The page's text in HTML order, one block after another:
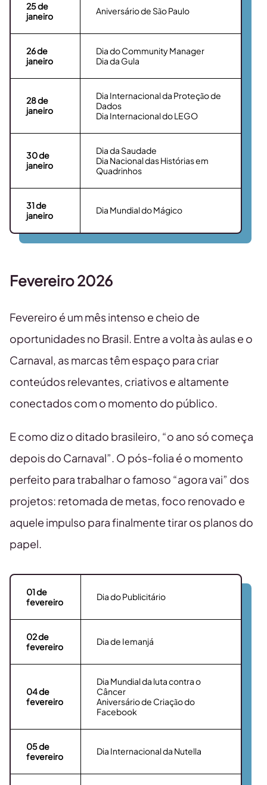
25de
janeiro
Aniversário de São Paulo
26de
janeiro
Dia do Community Manager
Dia da Gula
28de
janeiro
Dia Internacional da Proteção de
Dados
Dia Internacional do LEGO
30de
janeiro
Dia da Saudade
Dia Nacional das Histórias em
Quadrinhos
31de
janeiro
Dia Mundial do Mágico
Fevereiro2026
Fevereiro é um mês intenso e cheio de
oportunidades no Brasil. Entre a volta às aulas e o
Carnaval, as marcas têm espaço para criar
conteúdos relevantes, criativos e altamente
conectados com o momento do público.
E como diz o ditado brasileiro, “o ano só começa
depois do Carnaval”. O pós-folia é o momento
perfeito para trabalhar o famoso “agora vai” dos
projetos: retomada de metas, foco renovado e
aquele impulso para finalmente tirar os planos do
papel.
01 de
fevereiro
Dia do Publicitário
02de
fevereiro
Dia de Iemanjá
04de
fevereiro
Dia Mundial da luta contra o
Câncer
Aniversário de Criação do
Facebook
05de
fevereiro
Dia Internacional da Nutella